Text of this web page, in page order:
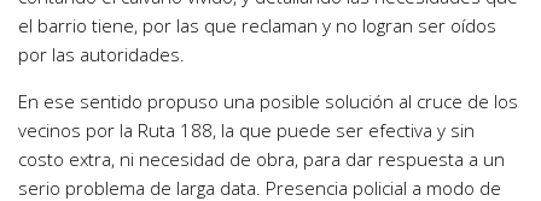
el barrio tiene, por las que reclaman y no logran ser oídos
por las autoridades.
En ese sentido propuso una posible solución al cruce de los
vecinos por la Ruta 188, la que puede ser efectiva y sin
costo extra, ni necesidad de obra, para dar respuesta a un
serio problema de larga data. Presencia policial a modo de